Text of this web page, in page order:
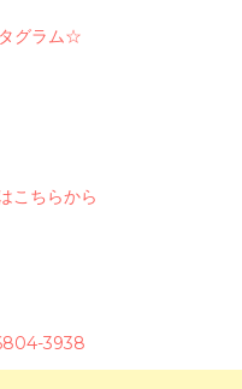
グラム☆
こちらから
3938